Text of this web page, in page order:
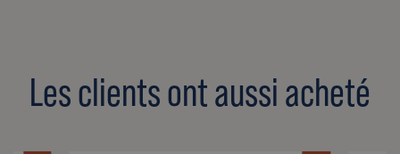
Les clients ont aussi acheté